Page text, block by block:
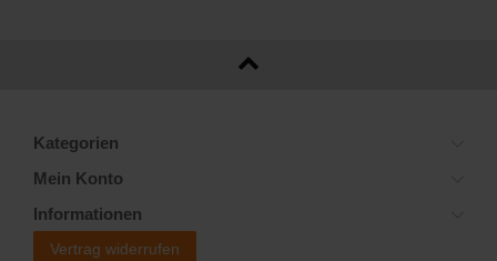
Kategorien
Mein Konto
Informationen
Vertrag widerrufen